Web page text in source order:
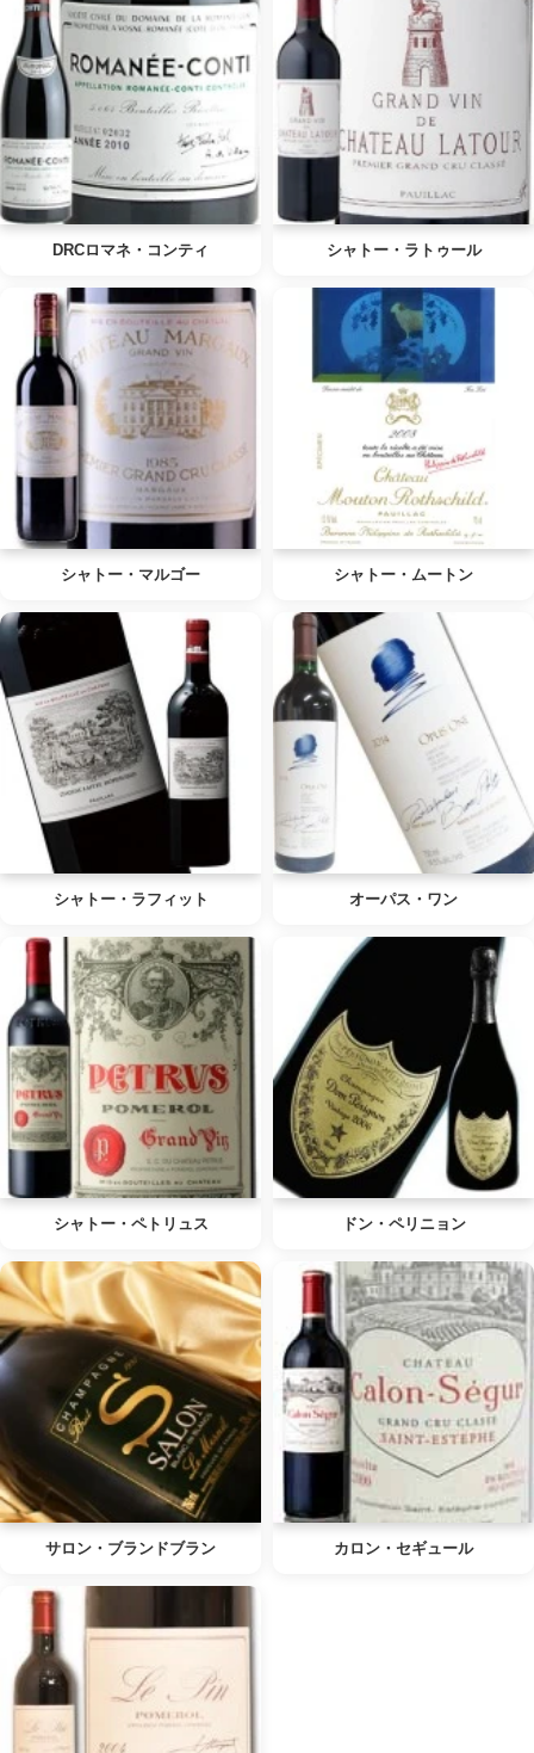
DRCロマネ・コンティ シャトー・ラトゥール
シャトー・マルゴー シャトー・ムートン
シャトー・ラフィット オーパス・ワン
シャトー・ペトリュス ドン・ペリニョン
サロン・ブランドブラン カロン・セギュール